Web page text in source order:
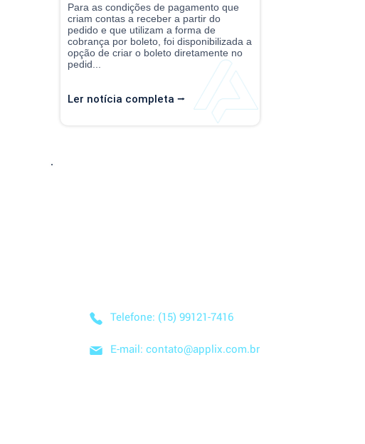
Para as condições de pagamento que
criam contas a receber a partir do
pedido e que utilizam a forma de
cobrança por boleto, foi disponibilizada a
opção de criar o boleto diretamente no
pedid...
Ler notícia completa ⭢
Telefone: (15) 99121-7416
E-mail: contato@applix.com.br